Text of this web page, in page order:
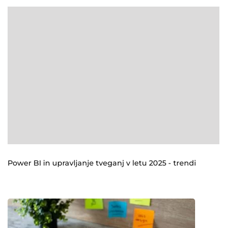
Power BI in upravljanje tveganj v letu 2025 - trendi